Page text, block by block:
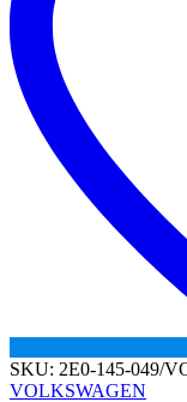
SKU: 2E0-145-049/
VOLKSWAGEN